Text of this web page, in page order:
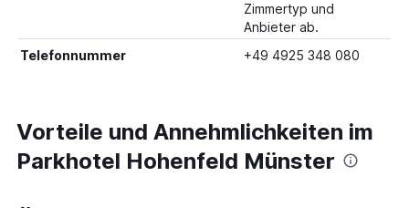
Zimmertyp und
Anbieter ab.
Telefonnummer
+49 4925 348 080
Vorteile und Annehmlichkeiten im
Parkhotel Hohenfeld Münster